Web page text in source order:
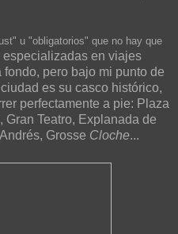
u "obligatorios" que no hay que
especializadas en viajes
pero bajo mi punto de
es su casco histórico,
perfectamente a pie: Plaza
Teatro, Explanada de
Grosse Cloche...